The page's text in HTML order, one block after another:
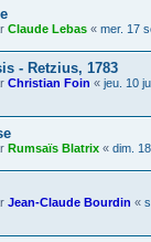
Claude Lebas « mer. 17
- Retzius, 1783
Christian Foin « jeu. 10
Rumsaïs Blatrix « dim.
Jean-Claude Bourdin «